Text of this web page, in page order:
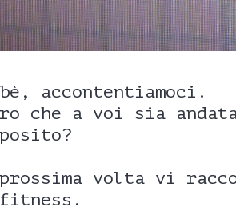
accontentiamoci.
che a voi sia
volta vi